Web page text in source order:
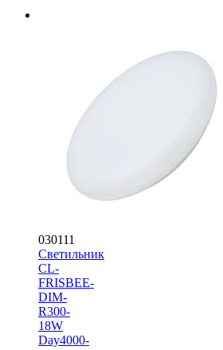
030111
Светильник
CL-
FRISBEE-
DIM-
R300-
18W
Day4000-